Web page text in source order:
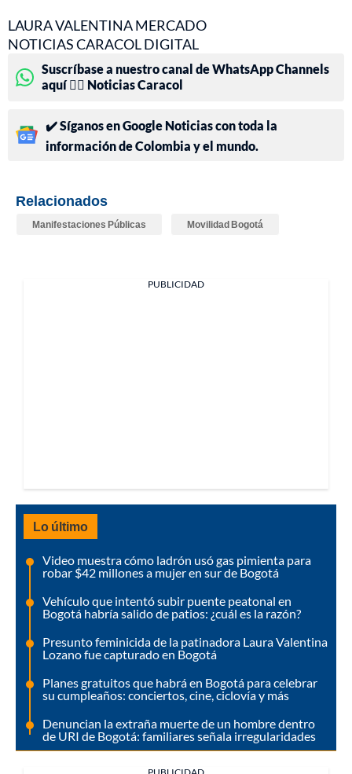
LAURA VALENTINA MERCADO
NOTICIAS CARACOL DIGITAL
Suscríbase a nuestro canal de WhatsApp Channels
aquí 👉🏻 Noticias Caracol
✔️ Síganos en Google Noticias con toda la
información de Colombia y el mundo.
Relacionados
Manifestaciones Públicas Movilidad Bogotá
PUBLICIDAD
Lo último
Video muestra cómo ladrón usó gas pimienta para
robar $42 millones a mujer en sur de Bogotá
Vehículo que intentó subir puente peatonal en
Bogotá habría salido de patios: ¿cuál es la razón?
Presunto feminicida de la patinadora Laura Valentina
Lozano fue capturado en Bogotá
Planes gratuitos que habrá en Bogotá para celebrar
su cumpleaños: conciertos, cine, ciclovía y más
Denuncian la extraña muerte de un hombre dentro
de URI de Bogotá: familiares señala irregularidades